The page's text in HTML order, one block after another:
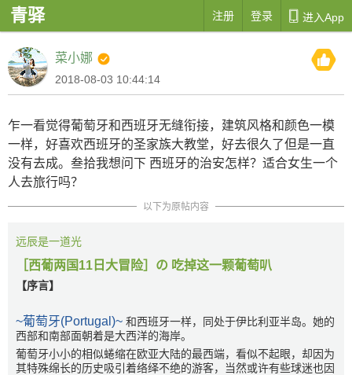
青驿  进入App
注册 登录
菜小娜
2018-08-03 10:44:14
乍一看觉得葡萄牙和西班牙无缝衔接，建筑风格和颜色一模
一样，好喜欢西班牙的圣家族大教堂，好去很久了但是一直
没有去成。叁拾我想问下 西班牙的治安怎样？适合女生一个
人去旅行吗？
以下为原帖内容
远辰是一道光
［西葡两国11日大冒险］の 吃掉这一颗葡萄叭
【序言】
~葡萄牙(Portugal)~ 和西班牙一样，同处于伊比利亚半岛。她的
西部和南部面朝着是大西洋的海岸。
葡萄牙小小的相似蜷缩在欧亚大陆的最西端，看似不起眼，却因为
其特殊绵长的历史吸引着络绎不绝的游客，当然或许有些球迷也因